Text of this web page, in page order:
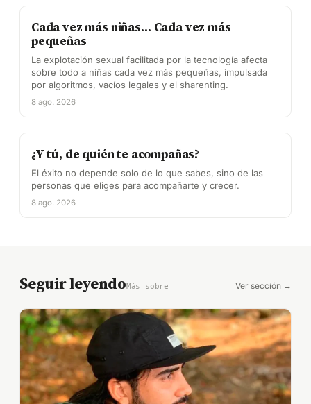
Cada vez más niñas… Cada vez más
pequeñas
La explotación sexual facilitada por la tecnología afecta
sobre todo a niñas cada vez más pequeñas, impulsada
por algoritmos, vacíos legales y el sharenting.
8 ago. 2026
¿Y tú, de quién te acompañas?
El éxito no depende solo de lo que sabes, sino de las
personas que eliges para acompañarte y crecer.
8 ago. 2026
Seguir leyendoMás sobre Ver sección →